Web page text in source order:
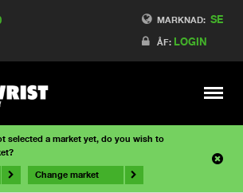
MARKNAD: SE
ÅF: LOGIN
Meny
selected a market yet, do you wish to
Change market